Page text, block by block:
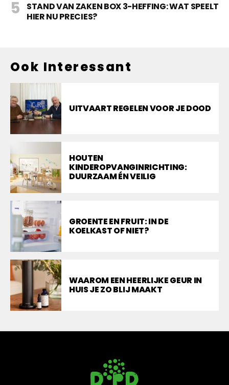
STAND VAN ZAKEN BOX 3-HEFFING: WAT SPEELT
HIER NU PRECIES?
Ook Interessant
UITVAART REGELEN VOOR JE DOOD
HOUTEN
KINDEROPVANGINRICHTING:
DUURZAAM ÉN VEILIG
GROENTE EN FRUIT: IN DE
KOELKAST OF NIET?
WAAROM EEN HEERLIJKE GEUR IN
HUIS JE ZO BLIJ MAAKT